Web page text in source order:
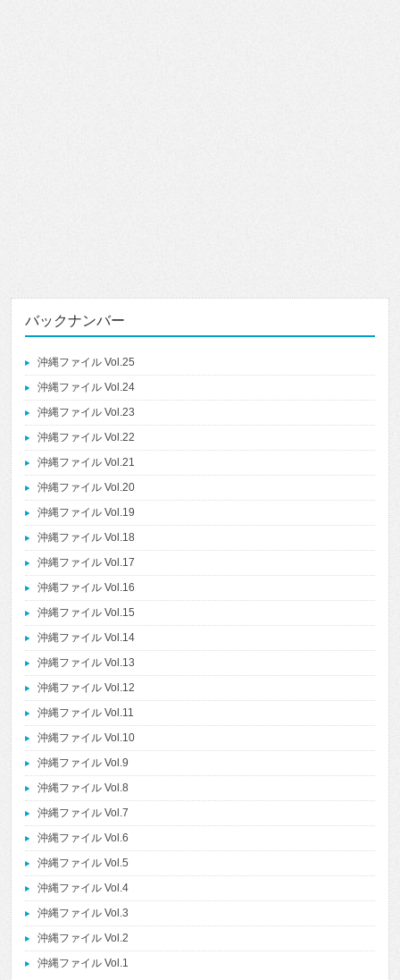
バックナンバー
沖縄ファイル Vol.25
沖縄ファイル Vol.24
沖縄ファイル Vol.23
沖縄ファイル Vol.22
沖縄ファイル Vol.21
沖縄ファイル Vol.20
沖縄ファイル Vol.19
沖縄ファイル Vol.18
沖縄ファイル Vol.17
沖縄ファイル Vol.16
沖縄ファイル Vol.15
沖縄ファイル Vol.14
沖縄ファイル Vol.13
沖縄ファイル Vol.12
沖縄ファイル Vol.11
沖縄ファイル Vol.10
沖縄ファイル Vol.9
沖縄ファイル Vol.8
沖縄ファイル Vol.7
沖縄ファイル Vol.6
沖縄ファイル Vol.5
沖縄ファイル Vol.4
沖縄ファイル Vol.3
沖縄ファイル Vol.2
沖縄ファイル Vol.1